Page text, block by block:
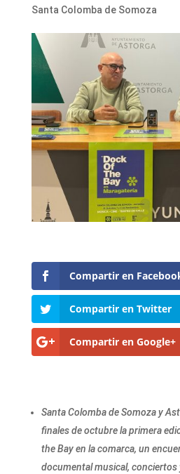
Santa Colomba de Somoza
Compartir en
Compartir en Twitter
Compartir en Google+
Santa Colomba de Somoza y
finales de octubre la primera
the Bay en la comarca, un
documental musical, conciertos